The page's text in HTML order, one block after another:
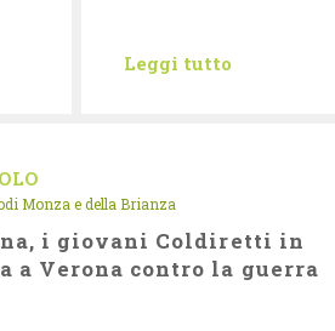
Leggi tutto
Monza e della Brianza
i giovani Coldiretti in
a Verona contro la guerra